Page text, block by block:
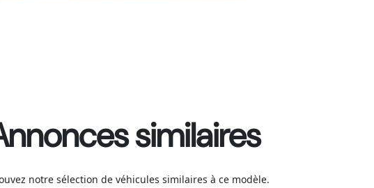
similaires
notre sélection de véhicules similaires à ce modèle.